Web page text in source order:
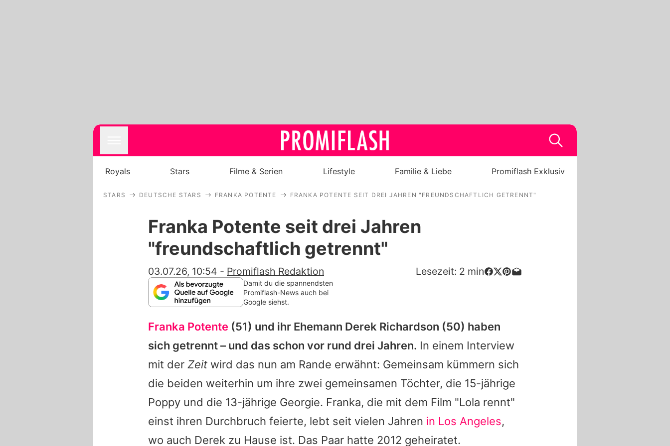
Royals
Stars
Familie & Liebe
App runterladen
Team
Redaktionelle Richtlinien
Impressum
Royals Stars Filme & Serien Lifestyle Familie & Liebe Promiflash Exklusiv
STARS DEUTSCHE STARS FRANKA POTENTE FRANKA POTENTE SEIT DREI JAHREN "FREUNDSCHAFTLICH GETRENNT"
Franka Potente seit drei Jahren
"freundschaftlich getrennt"
03.07.26, 10:54 - Promiflash Redaktion Lesezeit: 2 min
Damit du die spannendsten
Promiflash-News auch bei
Google siehst.
Franka Potente (51) und ihr Ehemann Derek Richardson (50) haben
sich getrennt – und das schon vor rund drei Jahren. In einem Interview
mit der Zeit wird das nun am Rande erwähnt: Gemeinsam kümmern sich
die beiden weiterhin um ihre zwei gemeinsamen Töchter, die 15-jährige
Poppy und die 13-jährige Georgie. Franka, die mit dem Film "Lola rennt"
einst ihren Durchbruch feierte, lebt seit vielen Jahren in Los Angeles,
wo auch Derek zu Hause ist. Das Paar hatte 2012 geheiratet.